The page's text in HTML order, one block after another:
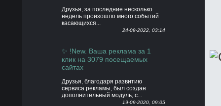
Друзья, за последние несколько
недель произошло много событий
касающихся...
24-09-2022, 03:14
✨ !New. Ваша реклама за 1
клик на 3079 посещаемых
сайтах
Друзья, благодаря развитию
сервиса рекламы, был создан
дополнительный модуль, с...
19-09-2020, 09:05